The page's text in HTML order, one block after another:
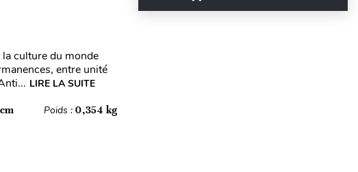
culture du monde
entre unité
LIRE LA SUITE
Poids :0,354 kg